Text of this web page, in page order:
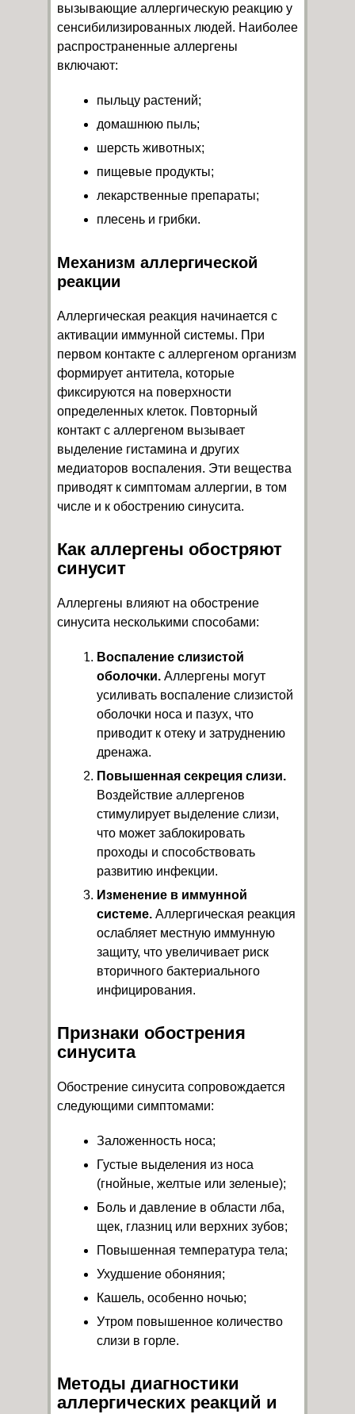
вызывающие аллергическую реакцию у
сенсибилизированных людей. Наиболее
распространенные аллергены
включают:
пыльцу растений;
домашнюю пыль;
шерсть животных;
пищевые продукты;
лекарственные препараты;
плесень и грибки.
Механизм аллергической
реакции
Аллергическая реакция начинается с
активации иммунной системы. При
первом контакте с аллергеном организм
формирует антитела, которые
фиксируются на поверхности
определенных клеток. Повторный
контакт с аллергеном вызывает
выделение гистамина и других
медиаторов воспаления. Эти вещества
приводят к симптомам аллергии, в том
числе и к обострению синусита.
Как аллергены обостряют
синусит
Аллергены влияют на обострение
синусита несколькими способами:
Воспаление слизистой
оболочки. Аллергены могут
усиливать воспаление слизистой
оболочки носа и пазух, что
приводит к отеку и затруднению
дренажа.
Повышенная секреция слизи.
Воздействие аллергенов
стимулирует выделение слизи,
что может заблокировать
проходы и способствовать
развитию инфекции.
Изменение в иммунной
системе. Аллергическая реакция
ослабляет местную иммунную
защиту, что увеличивает риск
вторичного бактериального
инфицирования.
Признаки обострения
синусита
Обострение синусита сопровождается
следующими симптомами:
Заложенность носа;
Густые выделения из носа
(гнойные, желтые или зеленые);
Боль и давление в области лба,
щек, глазниц или верхних зубов;
Повышенная температура тела;
Ухудшение обоняния;
Кашель, особенно ночью;
Утром повышенное количество
слизи в горле.
Методы диагностики
аллергических реакций и